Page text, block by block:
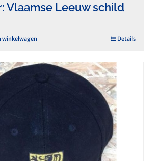
Vlaamse Leeuw schild
winkelwagen Details